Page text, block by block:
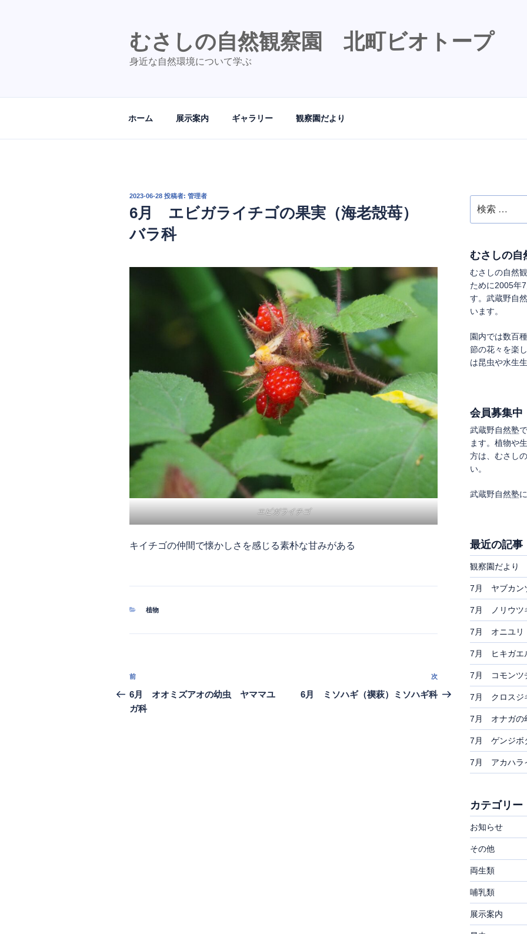
むさしの自然観察園 北町ビオトープ
身近な自然環境について学ぶ
ホーム 展示案内 ギャラリー 観察園だより
投
日:
2023-06-28 投稿者: 管理者
6月 エビガライチゴの果実（海老殻苺）
バラ科
エビガライチゴ
キイチゴの仲間で懐かしさを感じる素朴な甘みがある
カ
植物
投
稿
ナ
過
去
の
前
6月 オオミズアオの幼虫 ヤママユ
ガ科
次
の
次
6月 ミソハギ（禊萩）ミソハギ科
索:
むさしの自
むさしの自然
ために2005年
す。武蔵野自
います。
園内では数百
節の花々を楽
は昆虫や水生
会員募集中
武蔵野自然塾
ます。植物や
方は、むさし
い。
武蔵野自然塾
最近の記事
観察園だより
7月 ヤブカン
7月 ノリウツ
7月 オニユリ
7月 ヒキガエ
7月 コモンツ
7月 クロスジ
7月 オナガの
7月 ゲンジボ
7月 アカハラ
カテゴリー
お知らせ
その他
両生類
哺乳類
展示案内